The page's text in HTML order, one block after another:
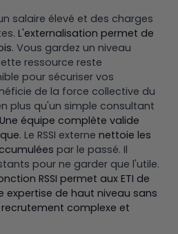
salaire élevé et des charges
L'externalisation permet de
. Vous gardez un niveau
ressource reste
pour sécuriser vos
de la force collective du
plus qu'un simple consultant
Une équipe complète valide
. Le RSSI externe nettoie les
par le passé. Il
pour ne garder que l'utile.
RSSI permet aux ETI de
expertise de haut niveau sans
complexe et